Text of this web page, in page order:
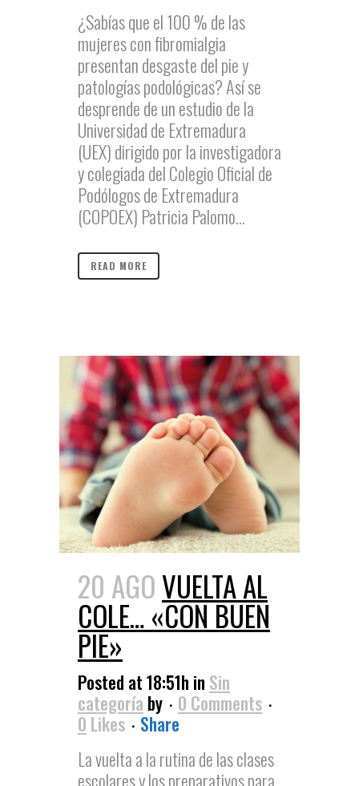
¿Sabías que el 100 % de las
mujeres con fibromialgia
presentan desgaste del pie y
patologías podológicas? Así se
desprende de un estudio de la
Universidad de Extremadura
(UEX) dirigido por la investigadora
y colegiada del Colegio Oficial de
Podólogos de Extremadura
(COPOEX) Patricia Palomo...
READ MORE
20 AGOVUELTA AL
COLE… «CON BUEN
PIE»
Posted at 18:51h in Sin
categoría by
0 Comments
0 Likes
Share
La vuelta a la rutina de las clases
escolares y los preparativos para